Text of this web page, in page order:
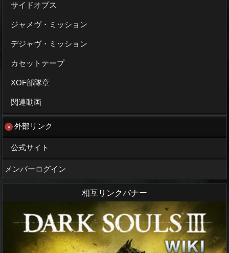
サイドオプス
ジャメヴ・ミッション
デジャヴ・ミッション
カセットテープ
XOF部隊章
関連動画
外部リンク
公式サイト
メンバーログイン
相互リンクバナー